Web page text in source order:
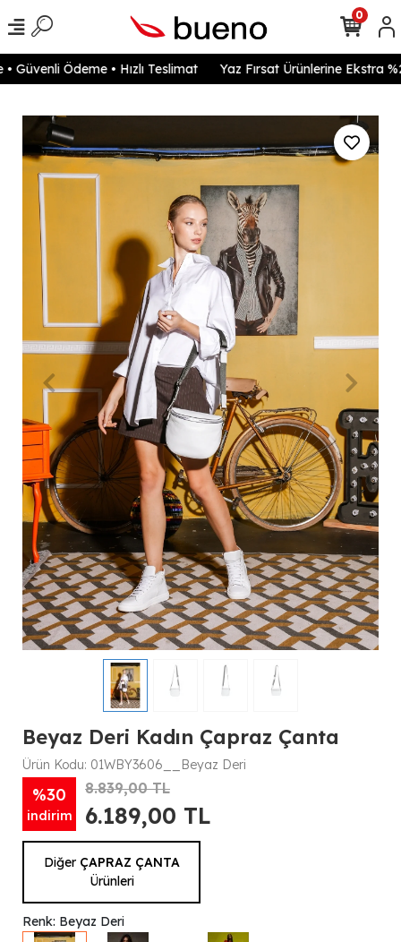
Ödeme • Hızlı Teslimat Yaz Fırsat Ürünlerine Ekstra
0
Beyaz Deri Kadın Çapraz Çanta
Ürün Kodu: 01WBY3606__Beyaz Deri
%30
indirim
8.839,00 TL
6.189,00 TL
Diğer ÇAPRAZ ÇANTA
Ürünleri
Renk: Beyaz Deri